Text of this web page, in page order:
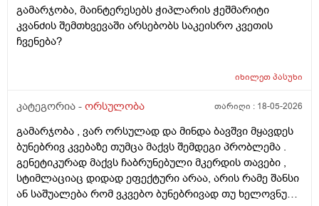
გამარჯობა, მაინტერესებს ჭიპლარის ჭეშმარიტი
კვანძის შემთხვევაში არსებობს საკეისრო კვეთის
ჩვენება?
იხილეთპასუხი
კატეგორია - ორსულობა თარიღი : 18-05-2026
გამარჯობა , ვარ ორსულად და მინდა ბავშვი მყავდეს
ბუნებრივ კვებაზე თუმცა მაქვს შემდეგი პრობლემა .
გენეტიკურად მაქვს ჩაბრუნებული მკერდის თავები ,
სტიმლაციაც დიდად ეფექტური არაა, არის რამე შანსი
ან საშუალება რომ ვკვებო ბუნებრივად თუ ხელოვნური